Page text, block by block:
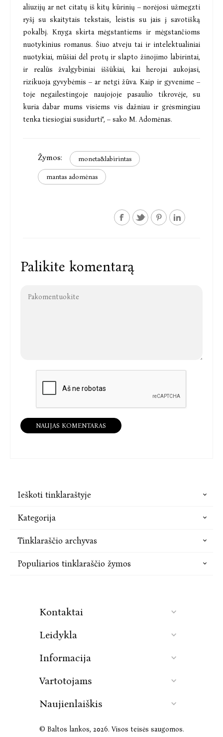
aliuzijų ar net citatų iš kitų kūrinių – norėjosi užmegzti
ryšį su skaitytais tekstais, leistis su jais į savotišką
pokalbį. Knyga skirta mėgstantiems ir mėgstančioms
nuotykinius romanus. Šiuo atveju tai ir intelektualiniai
nuotykiai, mūšiai dėl protų ir slapto žinojimo labirintai,
ir realūs žvalgybiniai iššūkiai, kai herojai aukojasi,
rizikuoja gyvybėmis – ar netgi žūva. Kaip ir gyvenime –
toje negailestingoje naujojoje pasaulio tikrovėje, su
kuria dabar mums visiems vis dažniau ir grėsmingiau
tenka tiesiogiai susidurti“, – sako M. Adomėnas.
Žymos: moneta&labirintas
mantas adomėnas
Palikite komentarą
NAUJAS KOMENTARAS
Ieškoti tinklaraštyje
Kategorija
Tinklaraščio archyvas
Populiarios tinklaraščio žymos
Kontaktai
Leidykla
Informacija
Vartotojams
Naujienlaiškis
© Baltos lankos, 2026. Visos teisės saugomos.